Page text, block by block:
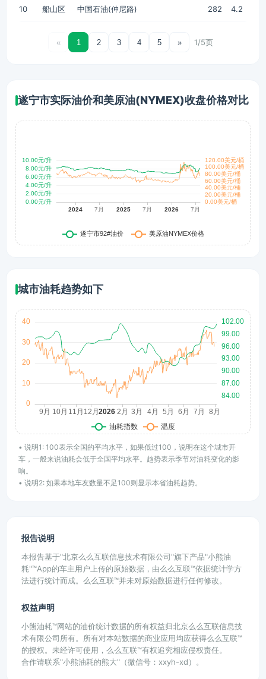
10 船山区 中国石油(仲尼路) 282 4.2
« 1 2 3 4 5 » 1/5页
遂宁市实际油价和美原油(NYMEX)收盘价格对比
城市油耗趋势如下
• 说明1: 100表示全国的平均水平，如果低过100，说明在这个城市开
车，一般来说油耗会低于全国平均水平。趋势表示季节对油耗变化的影
响。
• 说明2: 如果本地车友数量不足100则显示本省油耗趋势。
报告说明
本报告基于"北京么么互联信息技术有限公司"旗下产品"小熊油
耗"™App的车主用户上传的原始数据，由么么互联™依据统计学方
法进行统计而成。么么互联™并未对原始数据进行任何修改。
权益声明
小熊油耗™网站的油价统计数据的所有权益归北京么么互联信息技
术有限公司所有。所有对本站数据的商业应用均应获得么么互联™
的授权。未经许可使用，么么互联™有权追究相应侵权责任。
合作请联系"小熊油耗的熊大"（微信号：xxyh-xd）。